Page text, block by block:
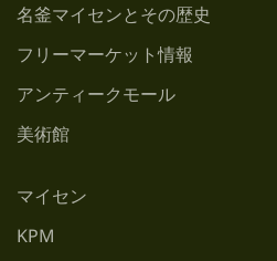
名釜マイセンとその歴史
フリーマーケット情報
アンティークモール
美術館
マイセン
KPM